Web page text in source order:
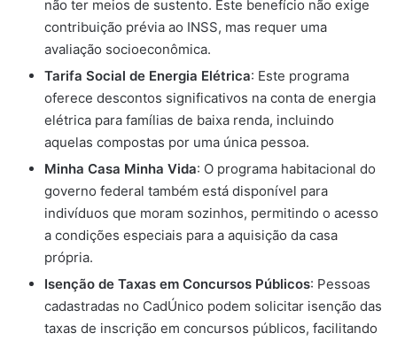
não ter meios de sustento. Este benefício não exige
contribuição prévia ao INSS, mas requer uma
avaliação socioeconômica.
Tarifa Social de Energia Elétrica: Este programa
oferece descontos significativos na conta de energia
elétrica para famílias de baixa renda, incluindo
aquelas compostas por uma única pessoa.
Minha Casa Minha Vida: O programa habitacional do
governo federal também está disponível para
indivíduos que moram sozinhos, permitindo o acesso
a condições especiais para a aquisição da casa
própria.
Isenção de Taxas em Concursos Públicos: Pessoas
cadastradas no CadÚnico podem solicitar isenção das
taxas de inscrição em concursos públicos, facilitando